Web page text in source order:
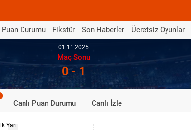
Puan Durumu Fikstür Son Haberler Ücretsiz Oyunlar
01.11.2025
Maç Sonu
0 - 1
Canlı Puan Durumu Canlı İzle
İlk Yarı